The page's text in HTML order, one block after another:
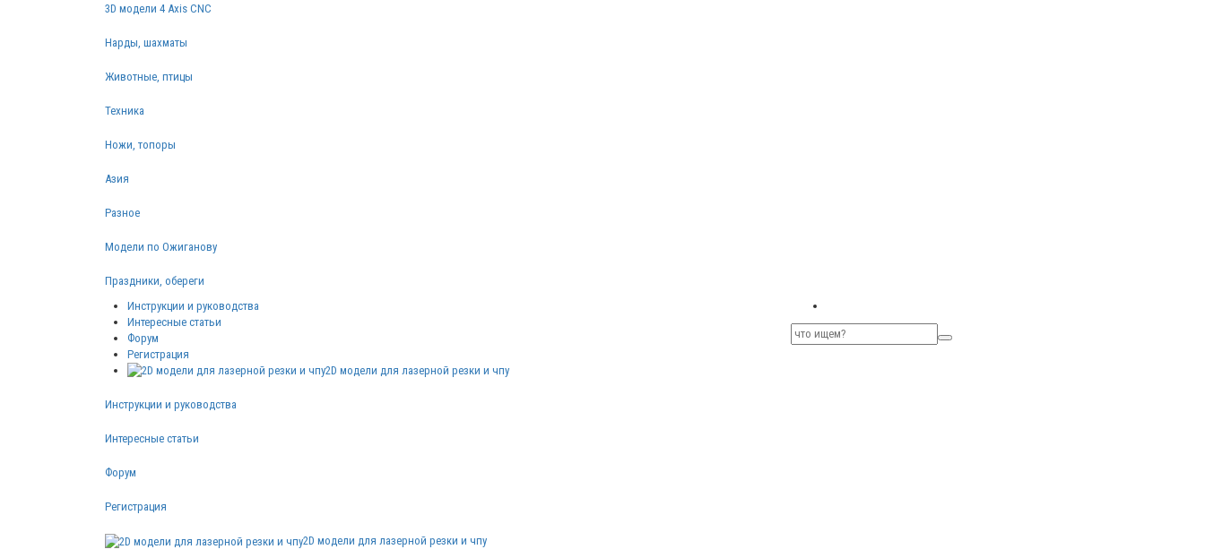
3D модели 4 Axis CNC
Нарды, шахматы
Животные, птицы
Техника
Ножи, топоры
Азия
Разное
Модели по Ожиганову
Праздники, обереги
Инструкции и руководства
Интересные статьи
Форум
Регистрация
2D модели для лазерной резки и чпу
Инструкции и руководства
Интересные статьи
Форум
Регистрация
2D модели для лазерной резки и чпу